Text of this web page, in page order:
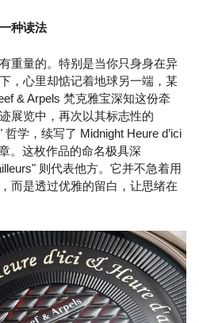
种读法
重量的。特别是当你只身身在异
，心里却惦记着地球另一端，某
& Arpels 梵克雅宝深知这份牵
展览中，再次以其标志性的
学，续写了 Midnight Heure d’ici
。这枚作品的命名极具深
则代表他方。它并不急着用
而是透过优雅的留白，让思绪在